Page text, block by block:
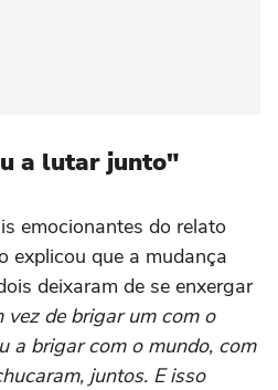
a lutar junto"
emocionantes do relato
explicou que a mudança
deixaram de se enxergar
vez de brigar um com o
a brigar com o mundo, com
juntos. E isso